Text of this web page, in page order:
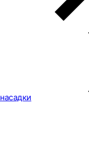
насадки